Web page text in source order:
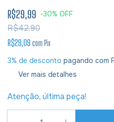
R$29,99 -30% OFF
R$42,90
R$29,09 com Pix
3% de desconto pagando com
Ver mais detalhes
Atenção, última peça!